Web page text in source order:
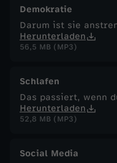
Demokratie
Darum ist sie
Herunterladen
56,5 MB (MP3)
Schlafen
Das passiert, wenn
Herunterladen
52,8 MB (MP3)
Social Media